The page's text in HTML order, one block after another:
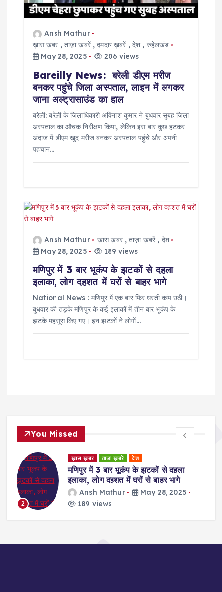
Ansh Mathur
ख़ास ख़बर ,ताज़ा ख़बरें,दमदार ख़बरें , देश , रुहेलखंड
May 28, 2025
206 views
Bareilly News: बरेली डीएम मरीज
बनकर पहुंचे जिला अस्पताल, लाइन में लगकर
जाना अल्ट्रासाउंड का हाल
बरेली: बरेली के जिलाधिकारी अविनाश कुमार ने बुधवार सुबह जिला
अस्पताल का औचक निरीक्षण किया, लेकिन इस बार कुछ हटकर
अंदाज में डीएम खुद मरीज बनकर अस्पताल पहुंचे और अपनी
पहचान…
Ansh Mathur ख़ास ख़बर,ताज़ा ख़बरें , देश
May 28, 2025
189 views
मणिपुर में 3 बार भूकंप के झटकों से दहला
इलाका, लोग दहशत में घरों से बाहर भागे
National News : मणिपुर में एक बार फिर धरती कांप उठी।
बुधवार की तड़के मणिपुर के कई इलाकों में तीन बार भूकंप के
झटके महसूस किए गए। इन झटकों ने लोगों…
You Missed
2
ख़ास ख़बर ताज़ा ख़बरें देश
मणिपुर में 3 बार भूकंप के झटकों से दहला
इलाका, लोग दहशत में घरों से बाहर भागे
Ansh Mathur
May 28, 2025
189 views